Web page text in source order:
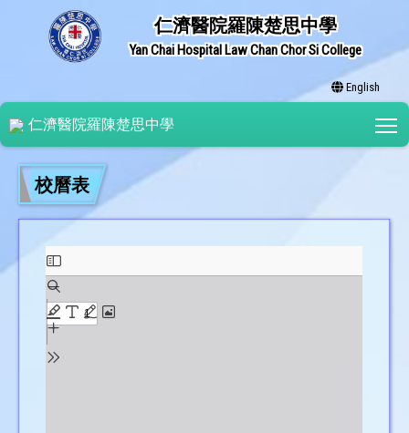
仁濟醫院羅陳楚思中學
Yan Chai Hospital Law Chan Chor Si College
English
仁濟醫院羅陳楚思中學
校曆表